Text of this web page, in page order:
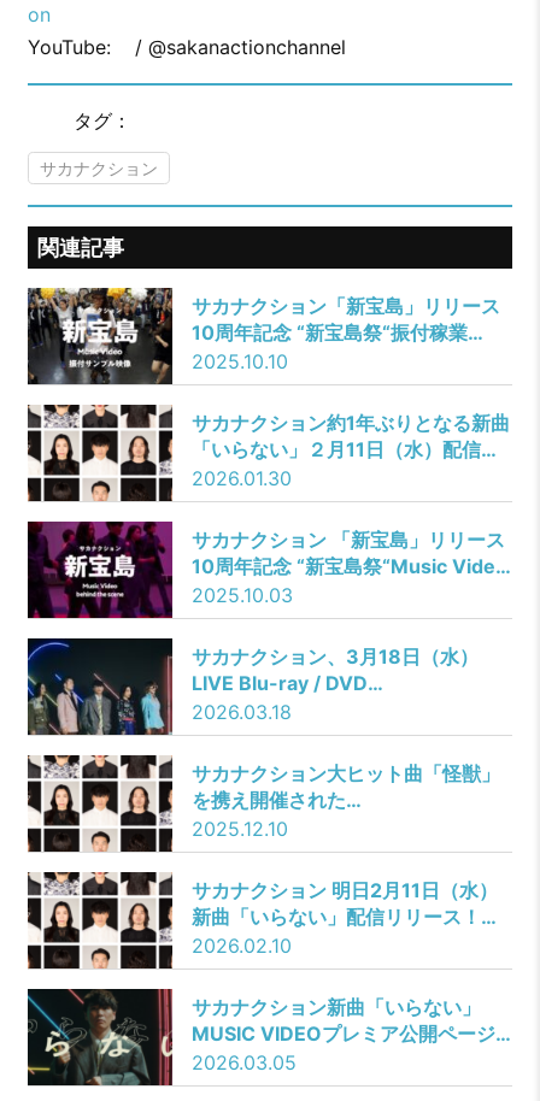
on
YouTube: / @sakanactionchannel
タグ：
サカナクション
関連記事
サカナクション「新宝島」リリース
10周年記念 “新宝島祭“振付稼業
air:manによるMusic Video振付サ
ンプル映像を公開！
2025.10.10
サカナクション約1年ぶりとなる新曲
「いらない」２月11日（水）配信リ
リース決定！さらに2月10日（火）
22時より山口一郎YouTubeチャンネ
ルにて リリース記念歌唱生配信実施
2026.01.30
サカナクション 「新宝島」リリース
10周年記念 “新宝島祭“Music Video
撮影の舞台裏を映した「サカナクシ
ョン / 新宝島 -Music Video
Behind the Scenes-」公開決定！
2025.10.03
サカナクション、3月18日（水）
LIVE Blu-ray / DVD
「SAKANAQUARIUM 2025 “怪
獣”」発売開始！発売を記念して
『enough from
「SAKANAQUARIUM 2025 “怪
獣”」』を期間限定公開！
2026.03.18
サカナクション大ヒット曲「怪獣」
を携え開催された
「SAKANAQUARIUM 2025 “怪
獣”」映像作品化決定！2026年3月
18日（水）発売！
2025.12.10
サカナクション 明日2月11日（水）
新曲「いらない」配信リリース！本
日22時より「サカナクション山口一
郎の「いらない」リリース記念！フ
ル尺＆生歌初披露配信」決定！！
2026.02.10
サカナクション新曲「いらない」
MUSIC VIDEOプレミア公開ページ
がオープン！ティザームービー第3
弾公開！
2026.03.05